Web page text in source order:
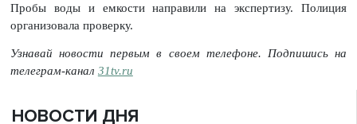
Пробы воды и емкости направили на экспертизу. Полиция
организовала проверку.
Узнавай новости первым в своем телефоне. Подпишись на
телеграм-канал 31tv.ru
НОВОСТИ ДНЯ